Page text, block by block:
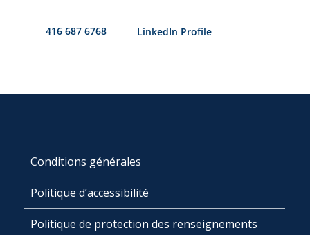
416 687 6768 ​LinkedIn Profile
Conditions générales
Politique d’accessibilité
Politique de protection des renseignements